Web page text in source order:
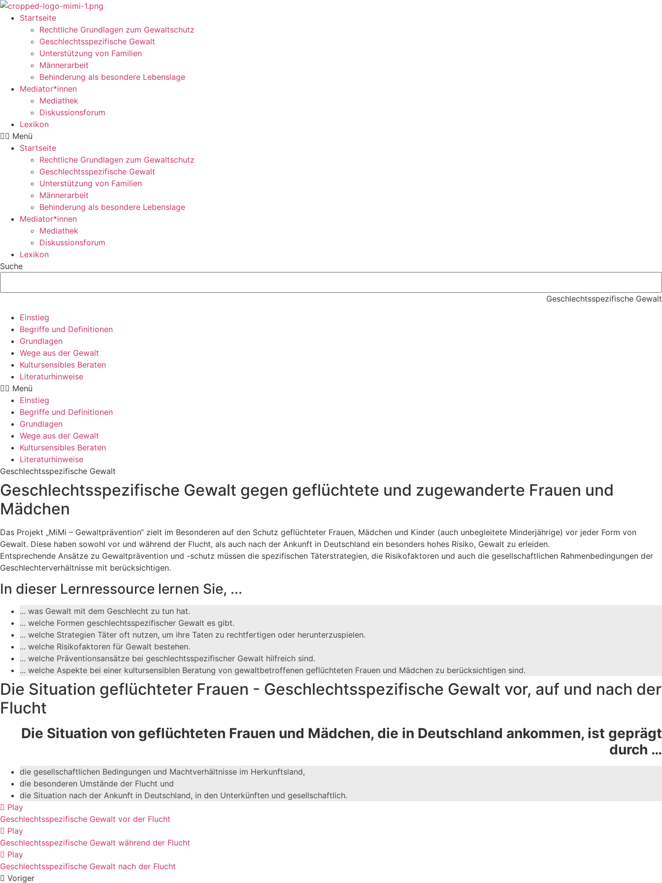
Startseite
Rechtliche Grundlagen zum Gewaltschutz
Geschlechtsspezifische Gewalt
Unterstützung von Familien
Männerarbeit
Behinderung als besondere Lebenslage
Mediator*innen
Mediathek
Diskussionsforum
Lexikon
Menü
Startseite
Rechtliche Grundlagen zum Gewaltschutz
Geschlechtsspezifische Gewalt
Unterstützung von Familien
Männerarbeit
Behinderung als besondere Lebenslage
Mediator*innen
Mediathek
Diskussionsforum
Lexikon
Suche
Geschlechtsspezifische Gewalt
Einstieg
Begriffe und Definitionen
Grundlagen
Wege aus der Gewalt
Kultursensibles Beraten
Literaturhinweise
Menü
Einstieg
Begriffe und Definitionen
Grundlagen
Wege aus der Gewalt
Kultursensibles Beraten
Literaturhinweise
Geschlechtsspezifische Gewalt
Geschlechtsspezifische Gewalt gegen geflüchtete und zugewanderte Frauen und
Mädchen
Das Projekt „MiMi – Gewaltprävention“ zielt im Besonderen auf den Schutz geflüchteter Frauen, Mädchen und Kinder (auch unbegleitete Minderjährige) vor jeder Form von
Gewalt. Diese haben sowohl vor und während der Flucht, als auch nach der Ankunft in Deutschland ein besonders hohes Risiko, Gewalt zu erleiden.
Entsprechende Ansätze zu Gewaltprävention und -schutz müssen die spezifischen Täterstrategien, die Risikofaktoren und auch die gesellschaftlichen Rahmenbedingungen der
Geschlechterverhältnisse mit berücksichtigen.
In dieser Lernressource lernen Sie, ...
... was Gewalt mit dem Geschlecht zu tun hat.
... welche Formen geschlechtsspezifischer Gewalt es gibt.
... welche Strategien Täter oft nutzen, um ihre Taten zu rechtfertigen oder herunterzuspielen.
... welche Risikofaktoren für Gewalt bestehen.
... welche Präventionsansätze bei geschlechtsspezifischer Gewalt hilfreich sind.
... welche Aspekte bei einer kultursensiblen Beratung von gewaltbetroffenen geflüchteten Frauen und Mädchen zu berücksichtigen sind.
Die Situation geflüchteter Frauen - Geschlechtsspezifische Gewalt vor, auf und nach der
Flucht
Die Situation von geflüchteten Frauen und Mädchen, die in Deutschland ankommen, ist geprägt
durch …
die gesellschaftlichen Bedingungen und Machtverhältnisse im Herkunftsland,
die besonderen Umstände der Flucht und
die Situation nach der Ankunft in Deutschland, in den Unterkünften und gesellschaftlich.
Play
Geschlechtsspezifische Gewalt vor der Flucht
Play
Geschlechtsspezifische Gewalt während der Flucht
Play
Geschlechtsspezifische Gewalt nach der Flucht
Voriger